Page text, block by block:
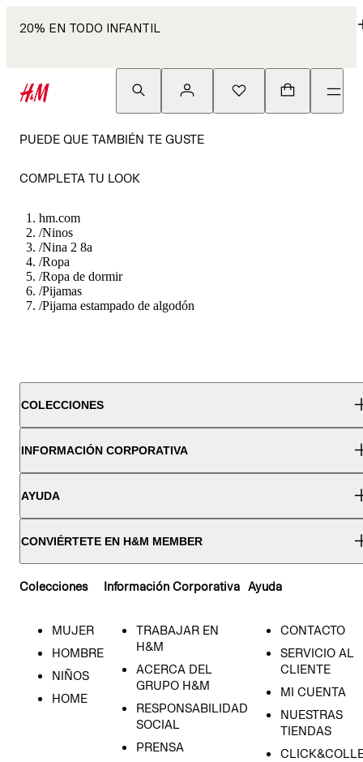
20% EN TODO INFANTIL
PUEDE QUE TAMBIÉN TE GUSTE
COMPLETA TU LOOK
hm.com
/Ninos
/Nina 2 8a
/Ropa
/Ropa de dormir
/Pijamas
/Pijama estampado de algodón
COLECCIONES
INFORMACIÓN CORPORATIVA
AYUDA
CONVIÉRTETE EN H&M MEMBER
Colecciones
MUJER
HOMBRE
NIÑOS
HOME
Información Corporativa
TRABAJAR EN
H&M
ACERCA DEL
GRUPO H&M
RESPONSABILIDAD
SOCIAL
PRENSA
Ayuda
CONTACTO
SERVICIO AL
CLIENTE
MI CUENTA
NUESTRAS
TIENDAS